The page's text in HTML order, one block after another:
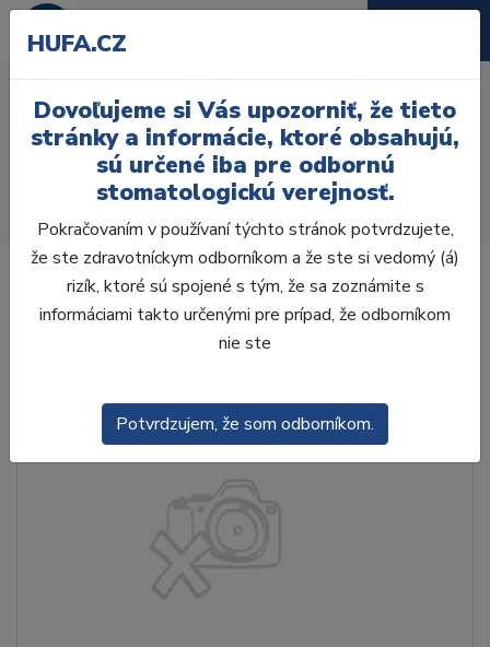
cpl .
Laboratórium, Zub. technika
Zhotovenie modelov
Okludory a artikulátory
3D Setting-Up Template cpl .
HUFA.CZ
Dovoľujeme si Vás upozorniť, že tieto
stránky a informácie, ktoré obsahujú,
sú určené iba pre odbornú
stomatologickú verejnosť.
Pokračovaním v používaní týchto stránok potvrdzujete,
že ste zdravotníckym odborníkom a že ste si vedomý (á)
rizík, ktoré sú spojené s tým, že sa zoznámite s
informáciami takto určenými pre prípad, že odborníkom
nie ste
Potvrdzujem, že som odborníkom.